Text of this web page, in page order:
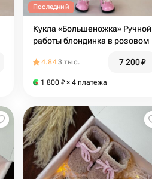
Последний
Кукла «Большеножка» Ручной
работы блондинка в розовом
4.843 тыс. 7 200₽
1 800 ₽ × 4 платежа